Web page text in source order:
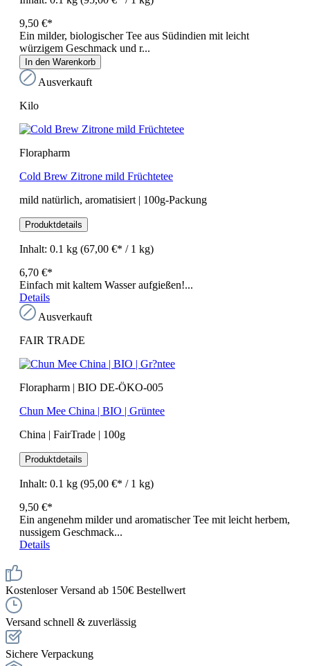
9,50 €*
Ein milder, biologischer Tee aus Südindien mit leicht
würzigem Geschmack und r...
In den Warenkorb
Ausverkauft
Kilo
Florapharm
Cold Brew Zitrone mild Früchtetee
mild natürlich, aromatisiert | 100g-Packung
Produktdetails
Inhalt: 0.1 kg (67,00 €* / 1 kg)
6,70 €*
Einfach mit kaltem Wasser aufgießen!...
Details
Ausverkauft
FAIR TRADE
Florapharm | BIO DE-ÖKO-005
Chun Mee China | BIO | Grüntee
China | FairTrade | 100g
Produktdetails
Inhalt: 0.1 kg (95,00 €* / 1 kg)
9,50 €*
Ein angenehm milder und aromatischer Tee mit leicht herbem,
nussigem Geschmack...
Details
Kostenloser Versand ab 150€ Bestellwert
Versand schnell & zuverlässig
Sichere Verpackung